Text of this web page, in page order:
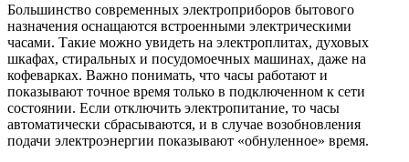
Большинство современных электроприборов бытового
назначения оснащаются встроенными электрическими
часами. Такие можно увидеть на электроплитах, духовых
шкафах, стиральных и посудомоечных машинах, даже на
кофеварках. Важно понимать, что часы работают и
показывают точное время только в подключенном к сети
состоянии. Если отключить электропитание, то часы
автоматически сбрасываются, и в случае возобновления
подачи электроэнергии показывают «обнуленное» время.